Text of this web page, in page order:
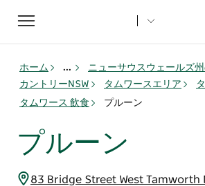
Toggle
navigation
ホーム ...
ニューサウスウェールズ
カントリーNSW
タムワースエリア
タムワース 飲食
プルーン
プルーン
83 Bridge Street West Tamworth